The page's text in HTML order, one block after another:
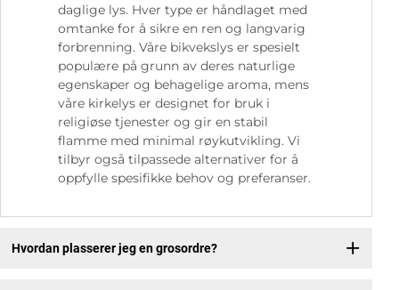
daglige lys. Hver type er håndlaget med
omtanke for å sikre en ren og langvarig
forbrenning. Våre bikvekslys er spesielt
populære på grunn av deres naturlige
egenskaper og behagelige aroma, mens
våre kirkelys er designet for bruk i
religiøse tjenester og gir en stabil
flamme med minimal røykutvikling. Vi
tilbyr også tilpassede alternativer for å
oppfylle spesifikke behov og preferanser.
Hvordan plasserer jeg en grosordre?